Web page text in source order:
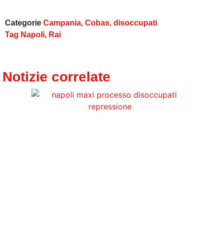
Categorie Campania, Cobas, disoccupati
Tag Napoli, Rai
Notizie correlate